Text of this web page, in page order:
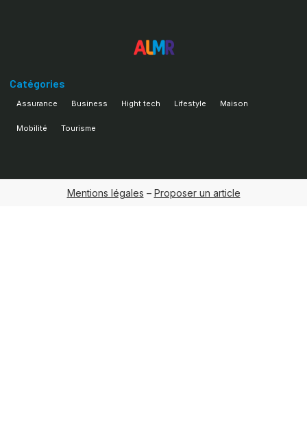
Catégories
Assurance Business Hight tech Lifestyle Maison
Mobilité Tourisme
Mentions légales – Proposer un article